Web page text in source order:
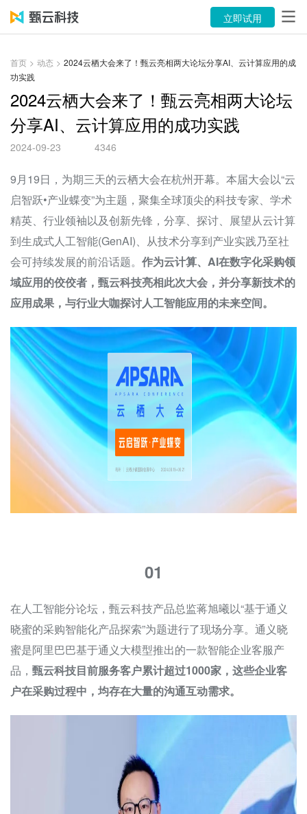
产品
资源中心
关于
语言
立即试用
售前咨询：400-116-6869
售后服务：400-116-0808
立即试用
首页 > 动态 > 2024云栖大会来了！甄云亮相两大论坛分享AI、云计算应用的成
功实践
2024云栖大会来了！甄云亮相两大论坛
分享AI、云计算应用的成功实践
2024-09-23 4346
9月19日，为期三天的云栖大会在杭州开幕。本届大会以“云
启智跃•产业蝶变”为主题，聚集全球顶尖的科技专家、学术
精英、行业领袖以及创新先锋，分享、探讨、展望从云计算
到生成式人工智能(GenAI)、从技术分享到产业实践乃至社
会可持续发展的前沿话题。 作为云计算、AI在数字化采购领
域应用的佼佼者，甄云科技亮相此次大会，并分享新技术的
应用成果，与行业大咖探讨人工智能应用的未来空间。
01
在人工智能分论坛，甄云科技产品总监蒋旭曦以“基于通义
晓蜜的采购智能化产品探索”为题进行了现场分享。通义晓
蜜是阿里巴巴基于通义大模型推出的一款智能企业客服产
品， 甄云科技目前服务客户累计超过1000家，这些企业客
户在采购过程中，均存在大量的沟通互动需求。